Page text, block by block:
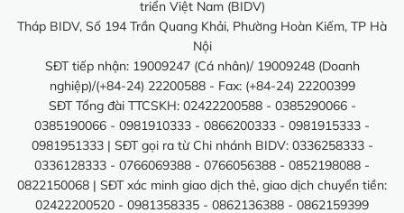
triển Việt Nam (BIDV)
Tháp BIDV, Số 194 Trần Quang Khải, Phường Hoàn Kiếm, TP Hà
Nội
SĐT tiếp nhận: 19009247 (Cá nhân)/ 19009248 (Doanh
nghiệp)/(+84-24) 22200588 - Fax: (+84-24) 22200399
SĐT Tổng đài TTCSKH: 02422200588 - 0385290066 -
0385190066 - 0981910333 - 0866200333 - 0981915333 -
0981951333 | SĐT gọi ra từ Chi nhánh BIDV: 0336258333 -
0336128333 - 0766069388 - 0766056388 - 0852198088 -
0822150068 | SĐT xác minh giao dịch thẻ, giao dịch chuyển tiền:
02422200520 - 0981358335 - 0862136388 - 0862159399